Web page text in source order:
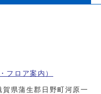
フロア案内）
県蒲生郡日野町河原一